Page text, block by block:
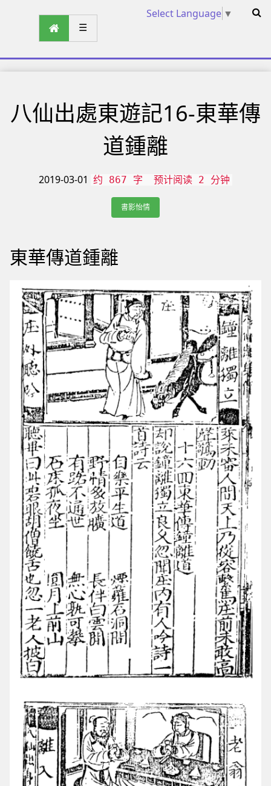
Select Language ▼
☰
八仙出處東遊記16-東華傳
道鍾離
2019-03-01 约 867 字 预计阅读 2 分钟
書影怡情
東華傳道鍾離